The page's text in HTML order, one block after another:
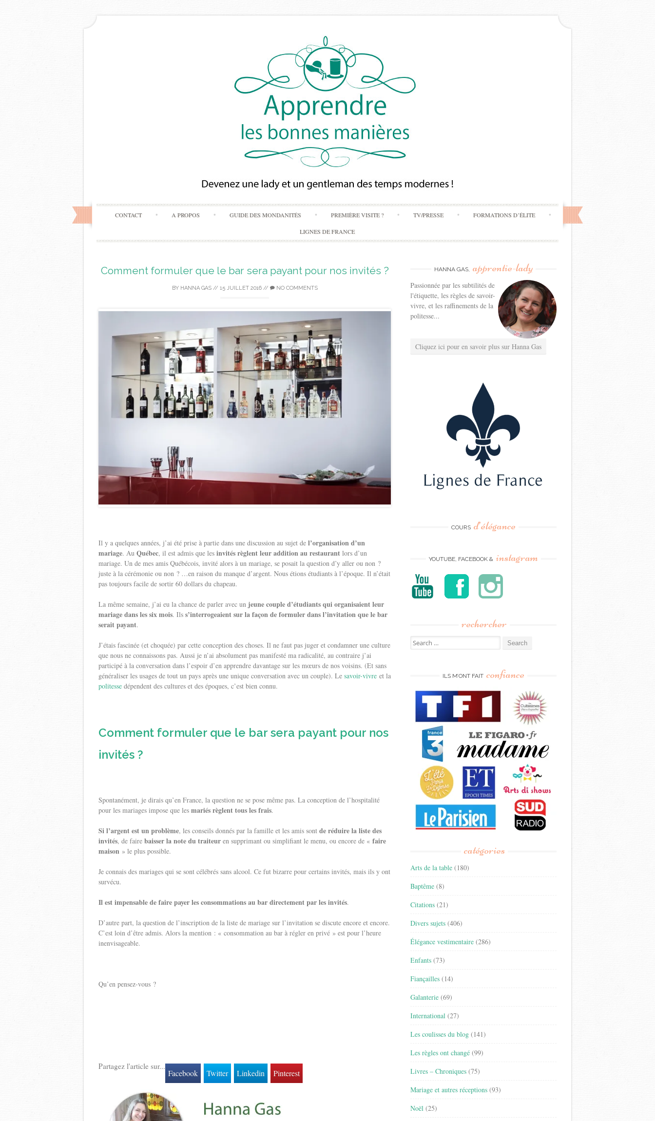
Skip
to
content
CONTACT A PROPOS GUIDE DES MONDANITÉS PREMIÈRE VISITE ? TV/PRESSE FORMATIONS D’ÉLITE
LIGNES DE FRANCE
Comment formuler que le bar sera payant pour nos invités ?
BY HANNA GAS// 15 JUILLET 2016// NO COMMENTS
Il y a quelques années, j’ai été prise à partie dans une discussion au sujet de l’organisation d’un
mariage. Au Québec, il est admis que les invités règlent leur addition au restaurant lors d’un
mariage. Un de mes amis Québécois, invité alors à un mariage, se posait la question d’y aller ou non ?
juste à la cérémonie ou non ? …en raison du manque d’argent. Nous étions étudiants à l’époque. Il n’était
pas toujours facile de sortir 60 dollars du chapeau.
La même semaine, j’ai eu la chance de parler avec un jeune couple d’étudiants qui organisaient leur
mariage dans les six mois. Ils s’interrogeaient sur la façon de formuler dans l’invitation que le bar
serait payant.
J’étais fascinée (et choquée) par cette conception des choses. Il ne faut pas juger et condamner une culture
que nous ne connaissons pas. Aussi je n’ai absolument pas manifesté ma radicalité, au contraire j’ai
participé à la conversation dans l’espoir d’en apprendre davantage sur les mœurs de nos voisins. (Et sans
généraliser les usages de tout un pays après une unique conversation avec un couple). Le savoir-vivre et la
politesse dépendent des cultures et des époques, c’est bien connu.
Comment formuler que le bar sera payant pour nos
invités ?
Spontanément, je dirais qu’en France, la question ne se pose même pas. La conception de l’hospitalité
pour les mariages impose que les mariés règlent tous les frais.
Si l’argent est un problème, les conseils donnés par la famille et les amis sont de réduire la liste des
invités, de faire baisser la note du traiteur en supprimant ou simplifiant le menu, ou encore de « faire
maison » le plus possible.
Je connais des mariages qui se sont célébrés sans alcool. Ce fut bizarre pour certains invités, mais ils y ont
survécu.
Il est impensable de faire payer les consommations au bar directement par les invités.
D’autre part, la question de l’inscription de la liste de mariage sur l’invitation se discute encore et encore.
C’est loin d’être admis. Alors la mention : « consommation au bar à régler en privé » est pour l’heure
inenvisageable.
Qu’en pensez-vous ?
Partagez l'article sur...
Facebook Twitter Linkedin Pinterest
HANNA GAS, apprentie-lady
Passionnée par les subtilités de
l'étiquette, les règles de savoir-
vivre, et les raffinements de la
politesse...
Cliquez ici pour en savoir plus sur Hanna Gas
COURS d’élégance
YOUTUBE, FACEBOOK & instagram
rechercher
Search
for:
ILS M’ONT FAIT confiance
catégories
Arts de la table (180)
Baptême (8)
Citations (21)
Divers sujets (406)
Élégance vestimentaire (286)
Enfants (73)
Fiançailles (14)
Galanterie (69)
International (27)
Les coulisses du blog (141)
Les règles ont changé (99)
Livres – Chroniques (75)
Mariage et autres réceptions (93)
Noël (25)